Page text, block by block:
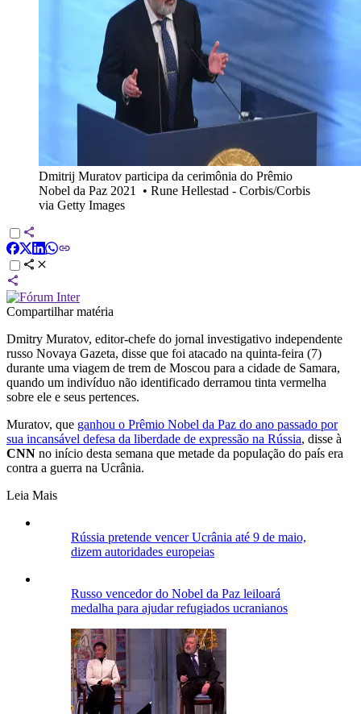
Dmitrij Muratov participa da cerimônia do Prêmio
Nobel da Paz 2021
• Rune Hellestad - Corbis/Corbis
via Getty Images
Compartilhar matéria
Dmitry Muratov, editor-chefe do jornal investigativo independente
russo Novaya Gazeta, disse que foi atacado na quinta-feira (7)
durante uma viagem de trem de Moscou para a cidade de Samara,
quando um indivíduo não identificado derramou tinta vermelha
sobre ele e seus pertences.
Muratov, que ganhou o Prêmio Nobel da Paz do ano passado por
sua incansável defesa da liberdade de expressão na Rússia, disse à
CNN no início desta semana que metade da população do país era
contra a guerra na Ucrânia.
Leia Mais
Rússia pretende vencer Ucrânia até 9 de maio,
dizem autoridades europeias
Russo vencedor do Nobel da Paz leiloará
medalha para ajudar refugiados ucranianos